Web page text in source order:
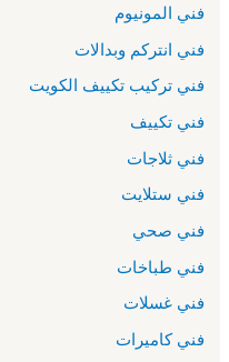
فني المونيوم
فني انتركم وبدالات
فني تركيب تكييف الكويت
فني تكييف
فني ثلاجات
فني ستلايت
فني صحي
فني طباخات
فني غسلات
فني كاميرات